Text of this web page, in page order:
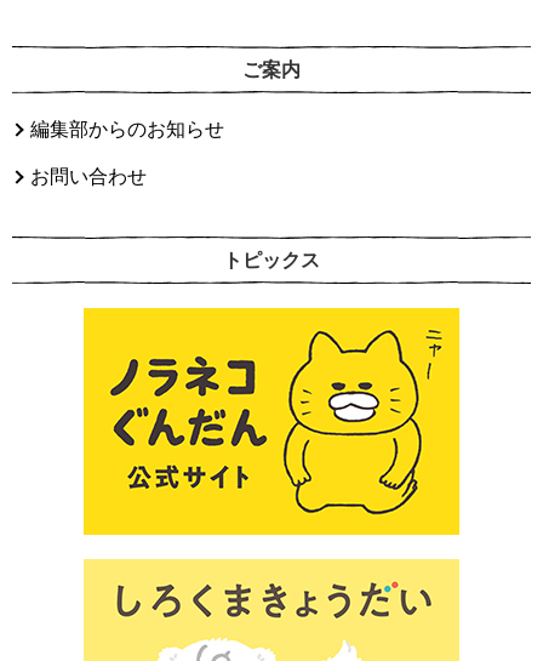
ご案内
編集部からのお知らせ
お問い合わせ
トピックス